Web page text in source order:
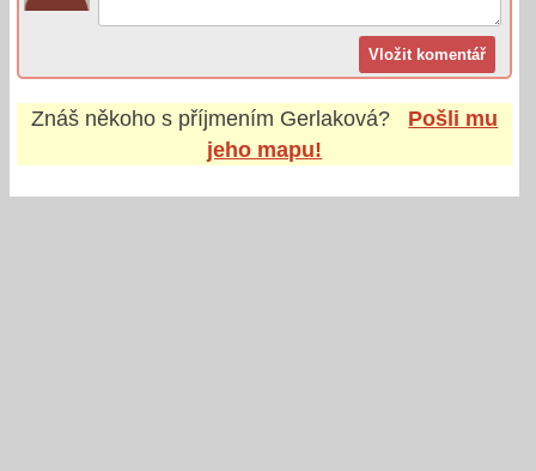
Znáš někoho s příjmením Gerlaková?
Pošli mu
jeho mapu!